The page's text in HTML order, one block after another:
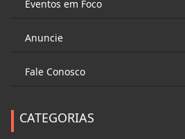
Eventos em Foco
Anuncie
Fale Conosco
CATEGORIAS